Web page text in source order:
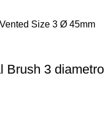
Brush 3 diametro